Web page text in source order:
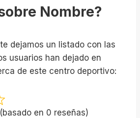
Nombre?
dejamos un listado con las
usuarios han dejado en
de este centro deportivo:
en 0 reseñas)